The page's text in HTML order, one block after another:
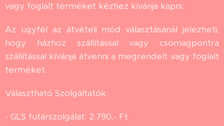
vagy foglalt terméket kézhez kívánja kapni:
Az ügyfél az átvételi mód választásánál jelezheti,
hogy házhoz szállítással vagy csomagpontra
szállítással kívánja átvenni a megrendelt vagy foglalt
terméket.
Választható Szolgáltatók:
- GLS futárszolgálat: 2.790.- Ft